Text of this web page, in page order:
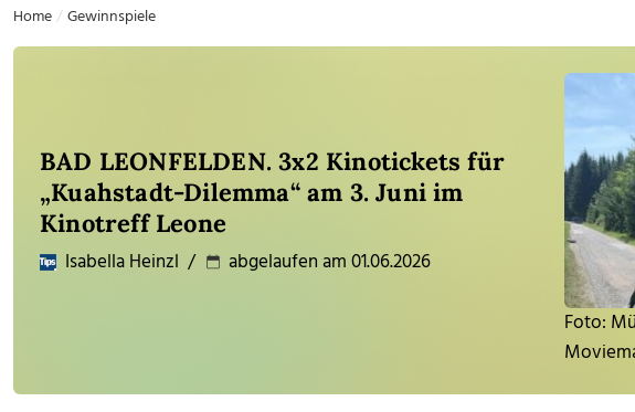
Home Gewinnspiele
BAD LEONFELDEN. 3x2 Kinotickets für
„Kuahstadt-Dilemma“ am 3. Juni im
Kinotreff Leone
Isabella Heinzl / abgelaufen am 01.06.2026
Foto: